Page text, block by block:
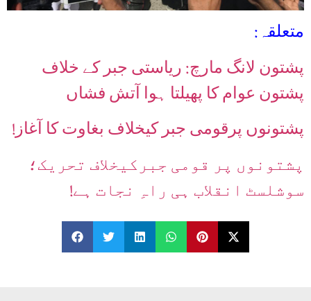
متعلقہ:
پشتون لانگ مارچ: ریاستی جبر کے خلاف
پشتون عوام کا پھیلتا ہوا آتش فشاں
پشتونوں پرقومی جبر کیخلاف بغاوت کا آغاز!
پشتونوں پر قومی جبرکیخلاف تحریک؛
سوشلسٹ انقلاب ہی راہِ نجات ہے!